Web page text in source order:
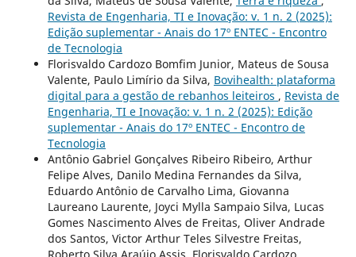
Revista de Engenharia, TI e Inovação: v. 1 n. 2 (2025):
Edição suplementar - Anais do 17º ENTEC - Encontro
de Tecnologia
Florisvaldo Cardozo Bomfim Junior, Mateus de Sousa
Valente, Paulo Limírio da Silva, Bovihealth: plataforma
digital para a gestão de rebanhos leiteiros , Revista de
Engenharia, TI e Inovação: v. 1 n. 2 (2025): Edição
suplementar - Anais do 17º ENTEC - Encontro de
Tecnologia
Antônio Gabriel Gonçalves Ribeiro Ribeiro, Arthur
Felipe Alves, Danilo Medina Fernandes da Silva,
Eduardo Antônio de Carvalho Lima, Giovanna
Laureano Laurente, Joyci Mylla Sampaio Silva, Lucas
Gomes Nascimento Alves de Freitas, Oliver Andrade
dos Santos, Victor Arthur Teles Silvestre Freitas,